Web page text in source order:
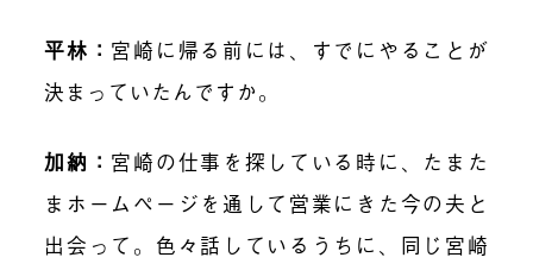
平林 ： 宮崎に帰る前には、すでにやることが
決まっていたんですか。
加納 ： 宮崎の仕事を探している時に、たまた
まホームページを通して営業にきた今の夫と
出会って。色々話しているうちに、同じ宮崎